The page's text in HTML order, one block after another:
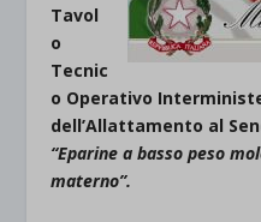
Tavol
o
Tecnic
o Operativo
dell’Allattamento al
“Eparine a basso peso
materno”.